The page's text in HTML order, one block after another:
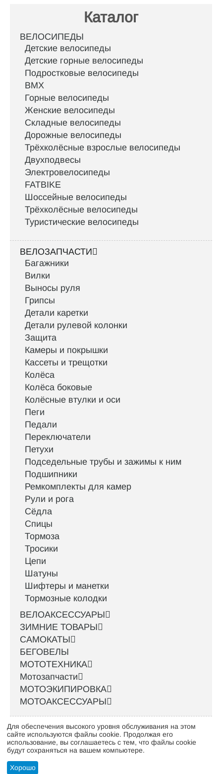
Каталог
ВЕЛОСИПЕДЫ
Детские велосипеды
Детские горные велосипеды
Подростковые велосипеды
BMX
Горные велосипеды
Женские велосипеды
Складные велосипеды
Дорожные велосипеды
Трёхколёсные взрослые велосипеды
Двухподвесы
Электровелосипеды
FATBIKE
Шоссейные велосипеды
Трёхколёсные велосипеды
Туристические велосипеды
ВЕЛОЗАПЧАСТИ
Багажники
Вилки
Выносы руля
Грипсы
Детали каретки
Детали рулевой колонки
Защита
Камеры и покрышки
Кассеты и трещотки
Колёса
Колёса боковые
Колёсные втулки и оси
Пеги
Педали
Переключатели
Петухи
Подседельные трубы и зажимы к ним
Подшипники
Ремкомплекты для камер
Рули и рога
Сёдла
Спицы
Тормоза
Тросики
Цепи
Шатуны
Шифтеры и манетки
Тормозные колодки
ВЕЛОАКСЕССУАРЫ
ЗИМНИЕ ТОВАРЫ
САМОКАТЫ
БЕГОВЕЛЫ
МОТОТЕХНИКА
Мотозапчасти
МОТОЭКИПИРОВКА
МОТОАКСЕССУАРЫ
Интернет-магазин велосипедов VELO52.RU
Стать оптовым клиентом
Для обеспечения высокого уровня обслуживания на этом
сайте используются файлы cookie. Продолжая его
использование, вы соглашаетесь с тем, что файлы cookie
будут сохраняться на вашем компьютере.
Хорошо